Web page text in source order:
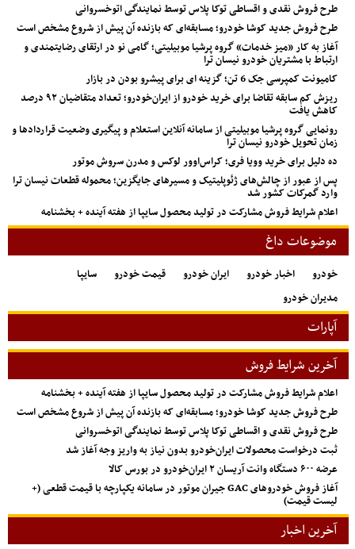
طرح فروش نقدی و اقساطی توکا پلاس توسط نمایندگی اتوخسروانی
طرح فروش جدید کوشا خودرو؛ مسابقه‌ای که بازنده آن پیش از شروع مشخص است
آغاز به کار «میز خدمات» گروه پرشیا موبیلیتی؛ گامی نو در ارتقای رضایتمندی و
ارتباط با مشتریان خودرو نیسان ترا
کامیونت کمپرسی جک 6 تن؛ گزینه ای برای پیشرو بودن در بازار
ریزش کم‌ سابقه تقاضا برای خرید خودرو از ایران‌خودرو؛ تعداد متقاضیان ۹۲ درصد
کاهش یافت
رونمایی گروه پرشیا موبیلیتی از سامانه آنلاین استعلام و پیگیری وضعیت قراردادها و
زمان تحویل خودرو نیسان ترا
ده دلیل برای خرید وویا فری؛ کراس‌اوور لوکس و مدرن سروش موتور
پس از عبور از چالش‌های ژئوپلیتیک و مسیرهای جایگزین؛ محموله قطعات نیسان ترا
وارد گمرکات کشور شد
اعلام شرایط فروش مشارکت در تولید محصول سایپا از هفته آینده + بخشنامه
موضوعات داغ
خودرو اخبار خودرو ایران خودرو قیمت خودرو
سایپا
مدیران خودرو
آپارات
آخرین شرایط فروش
اعلام شرایط فروش مشارکت در تولید محصول سایپا از هفته آینده + بخشنامه
طرح فروش جدید کوشا خودرو؛ مسابقه‌ای که بازنده آن پیش از شروع مشخص است
طرح فروش نقدی و اقساطی توکا پلاس توسط نمایندگی اتوخسروانی
ثبت درخواست محصولات ایران‌خودرو بدون نیاز به واریز وجه آغاز شد
عرضه ۶۰۰ دستگاه وانت آریسان ۲ ایران‌خودرو در بورس کالا
آغاز فروش خودروهای GAC جیران موتور در سامانه یکپارچه با قیمت قطعی (+
لیست قیمت)
آخرین اخبار